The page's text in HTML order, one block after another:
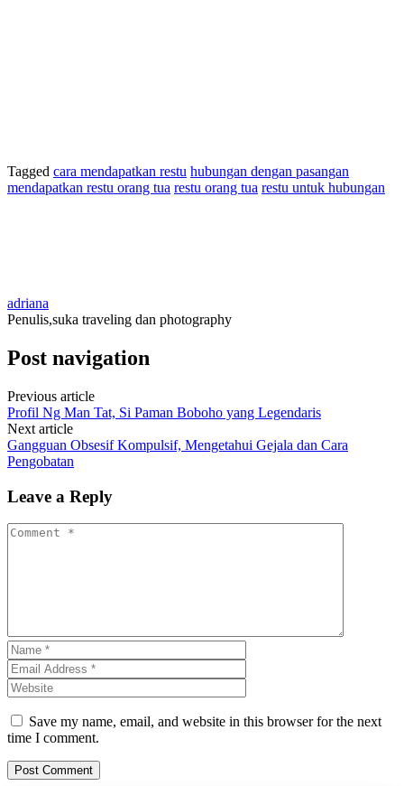
Tagged cara mendapatkan restu hubungan dengan pasangan
mendapatkan restu orang tua restu orang tua restu untuk hubungan
adriana
Penulis,suka traveling dan photography
Post navigation
Previous article
Profil Ng Man Tat, Si Paman Boboho yang Legendaris
Next article
Gangguan Obsesif Kompulsif, Mengetahui Gejala dan Cara
Pengobatan
Leave a Reply
Save my name, email, and website in this browser for the next
time I comment.